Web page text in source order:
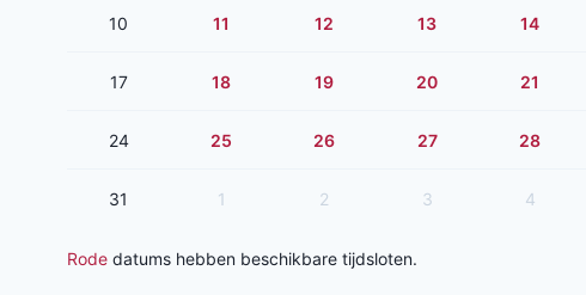
10 11 12 13 14
17 18 19 20 21
24 25 26 27 28
31 1 2 3 4
Rode datums hebben beschikbare tijdsloten.